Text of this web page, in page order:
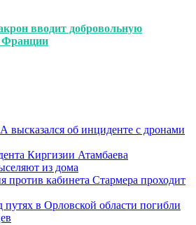
вводит добровольную
Франции
высказался об инциденте с дронами
Киргизии Атамбаева
из дома
против кабинета Стармера проходит
в Орловской области погибли